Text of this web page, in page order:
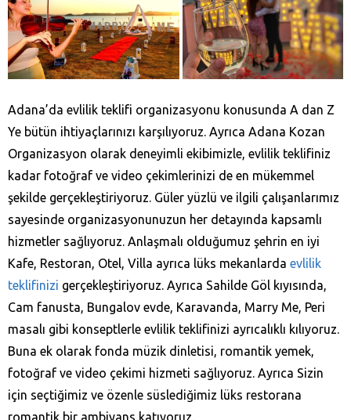
Adana’da evlilik teklifi organizasyonu konusunda A dan Z
Ye bütün ihtiyaçlarınızı karşılıyoruz. Ayrıca Adana Kozan‎
Organizasyon olarak deneyimli ekibimizle, evlilik teklifiniz
kadar fotoğraf ve video çekimlerinizi de en mükemmel
şekilde gerçekleştiriyoruz. Güler yüzlü ve ilgili çalışanlarımız
sayesinde organizasyonunuzun her detayında kapsamlı
hizmetler sağlıyoruz. Anlaşmalı olduğumuz şehrin en iyi
Kafe, Restoran, Otel, Villa ayrıca lüks mekanlarda evlilik
teklifinizi gerçekleştiriyoruz. Ayrıca Sahilde Göl kıyısında,
Cam fanusta, Bungalov evde, Karavanda, Marry Me, Peri
masalı gibi konseptlerle evlilik teklifinizi ayrıcalıklı kılıyoruz.
Buna ek olarak fonda müzik dinletisi, romantik yemek,
fotoğraf ve video çekimi hizmeti sağlıyoruz. Ayrıca Sizin
için seçtiğimiz ve özenle süslediğimiz lüks restorana
romantik bir ambiyans katıyoruz.